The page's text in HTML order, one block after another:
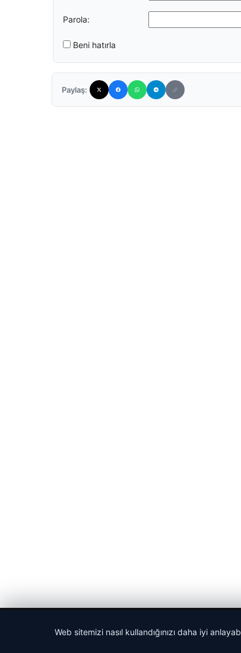
Parola:
Beni hatırla
Paylaş:
Web sitemizi nasıl kullandığınızı daha iyi